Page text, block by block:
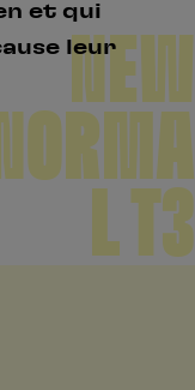
et qui
leur
NEW
NORMA
L T3